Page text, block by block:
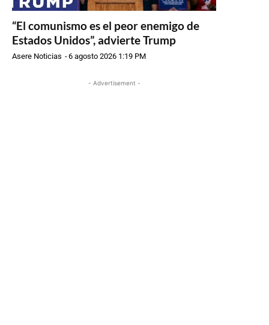
“El comunismo es el peor enemigo de
Estados Unidos”, advierte Trump
Asere Noticias -6 agosto 2026 1:19 PM
- Advertisement -